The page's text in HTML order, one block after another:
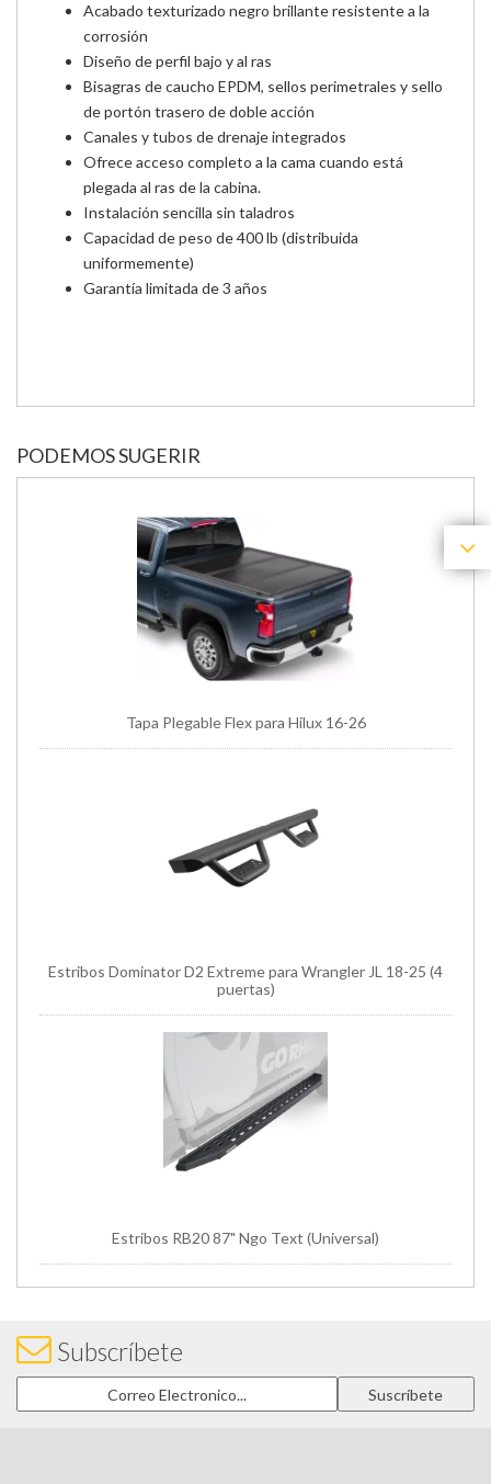
Acabado texturizado negro brillante resistente a la
corrosión
Diseño de perfil bajo y al ras
Bisagras de caucho EPDM, sellos perimetrales y sello
de portón trasero de doble acción
Canales y tubos de drenaje integrados
Ofrece acceso completo a la cama cuando está
plegada al ras de la cabina.
Instalación sencilla sin taladros
Capacidad de peso de 400 lb (distribuida
uniformemente)
Garantía limitada de 3 años
PODEMOS SUGERIR
Tapa Plegable Flex para Hilux 16-26
Estribos Dominator D2 Extreme para Wrangler JL 18-25 (4
puertas)
Estribos RB20 87" Ngo Text (Universal)
Subscríbete